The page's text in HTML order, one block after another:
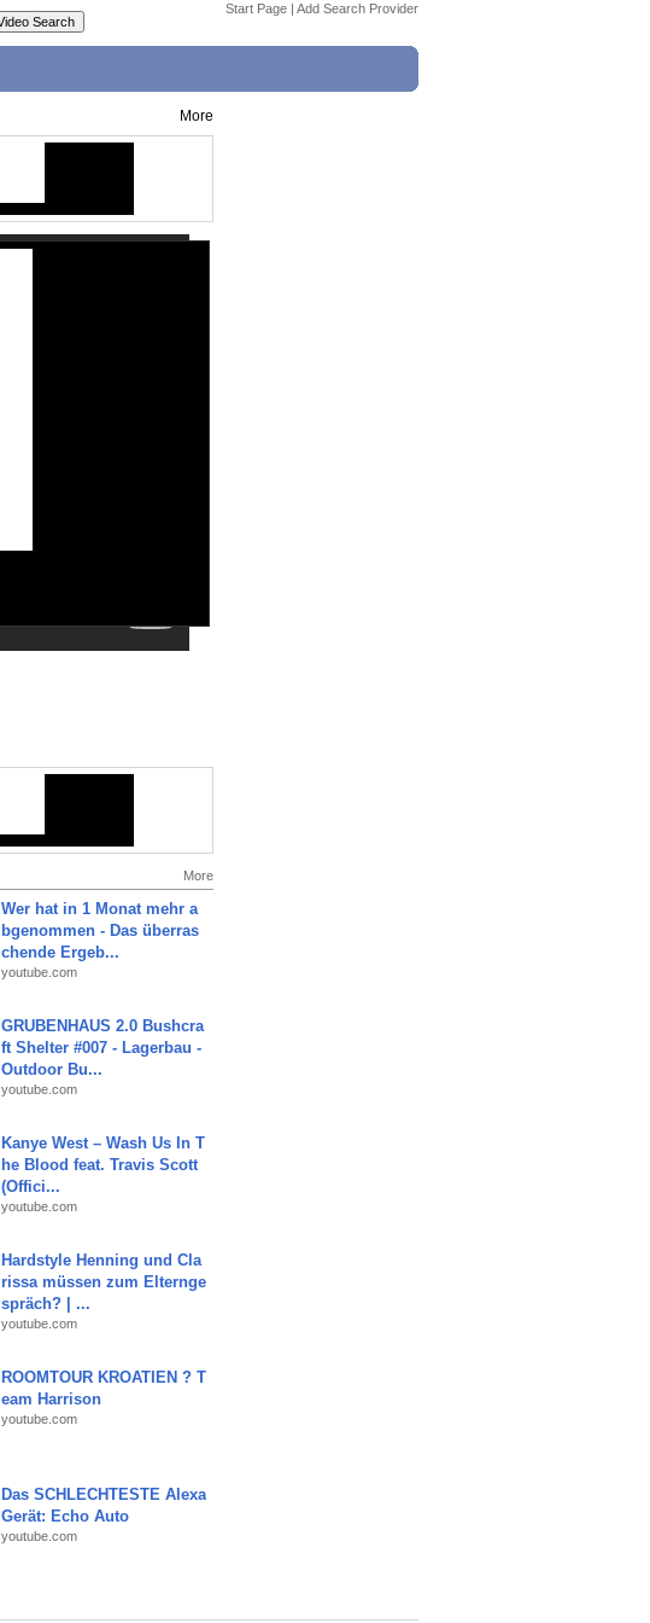
Start Page | Add Search Provider
More
More
Wer hat in 1 Monat mehr a
bgenommen - Das überras
chende Ergeb...
youtube.com
GRUBENHAUS 2.0 Bushcra
ft Shelter #007 - Lagerbau -
Outdoor Bu...
youtube.com
Kanye West – Wash Us In T
he Blood feat. Travis Scott
(Offici...
youtube.com
Hardstyle Henning und Cla
rissa müssen zum Elternge
spräch? | ...
youtube.com
ROOMTOUR KROATIEN ? T
eam Harrison
youtube.com
Das SCHLECHTESTE Alexa
Gerät: Echo Auto
youtube.com